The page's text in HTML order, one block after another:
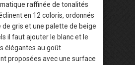
raffinée de tonalités
en 12 coloris, ordonnés
de gris et une palette de beige
il faut ajouter le blanc et le
élégantes au goût
proposées avec une surface